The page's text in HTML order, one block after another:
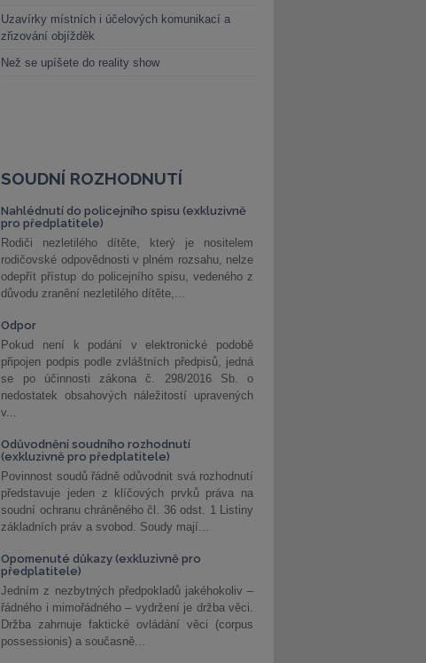
Uzavírky místních i účelových komunikací a
zřizování objížděk
Než se upíšete do reality show
SOUDNÍ ROZHODNUTÍ
Nahlédnutí do policejního spisu (exkluzivně
pro předplatitele)
Rodiči nezletilého dítěte, který je nositelem
rodičovské odpovědnosti v plném rozsahu, nelze
odepřít přístup do policejního spisu, vedeného z
důvodu zranění nezletilého dítěte,...
Odpor
Pokud není k podání v elektronické podobě
připojen podpis podle zvláštních předpisů, jedná
se po účinnosti zákona č. 298/2016 Sb. o
nedostatek obsahových náležitostí upravených
v...
Odůvodnění soudního rozhodnutí
(exkluzivně pro předplatitele)
Povinnost soudů řádně odůvodnit svá rozhodnutí
představuje jeden z klíčových prvků práva na
soudní ochranu chráněného čl. 36 odst. 1 Listiny
základních práv a svobod. Soudy mají...
Opomenuté důkazy (exkluzivně pro
předplatitele)
Jedním z nezbytných předpokladů jakéhokoliv –
řádného i mimořádného – vydržení je držba věci.
Držba zahrnuje faktické ovládání věci (corpus
possessionis) a současně...